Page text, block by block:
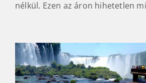
központként is szolgál a környék
Közepesre vágott levelek
szárdarabokkal Roapipó módra